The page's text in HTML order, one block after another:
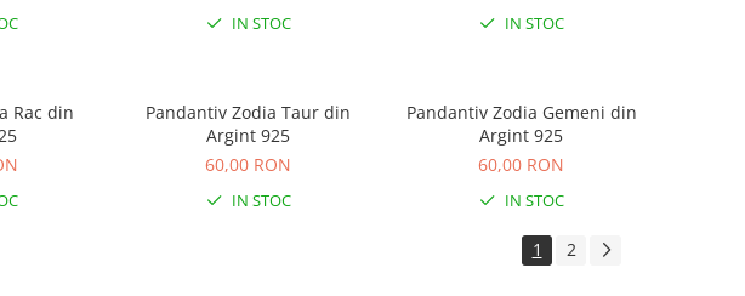
IN STOC IN STOC
Rac din
Pandantiv Zodia Taur din
Argint 925
60,00 RON
IN STOC
Pandantiv Zodia Gemeni din
Argint 925
60,00 RON
IN STOC
1 2